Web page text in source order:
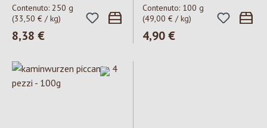
Contenuto: 250 g
(33,50 € / kg)
Prezzo normale:
8,38 €
Contenuto: 100 g
(49,00 € / kg)
Prezzo normale:
4,90 €